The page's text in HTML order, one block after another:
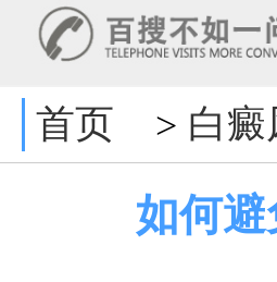
首页 > 白癜
如何